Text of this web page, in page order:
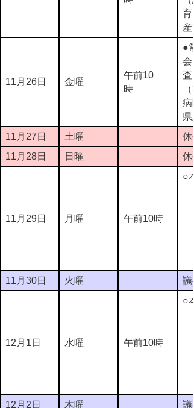
育
産
11月26日 金曜
午前10
時
●
会
査
病
県
11月27日
土曜
休
11月28日
日曜 休
11月29日 月曜 午前10時
○
11月30日 火曜 議
12月1日 水曜 午前10時
○
12月2日 木曜 議